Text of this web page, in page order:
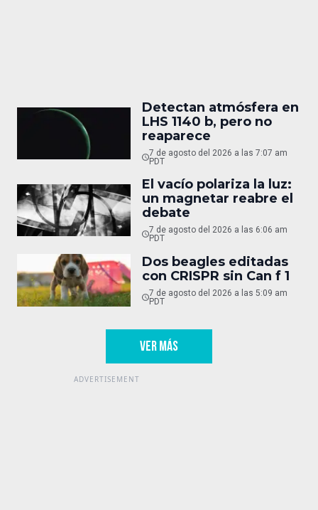
Detectan atmósfera en
LHS 1140 b, pero no
reaparece
7 de agosto del 2026 a las 7:07 am
PDT
El vacío polariza la luz:
un magnetar reabre el
debate
7 de agosto del 2026 a las 6:06 am
PDT
Dos beagles editadas
con CRISPR sin Can f 1
7 de agosto del 2026 a las 5:09 am
PDT
VER MÁS